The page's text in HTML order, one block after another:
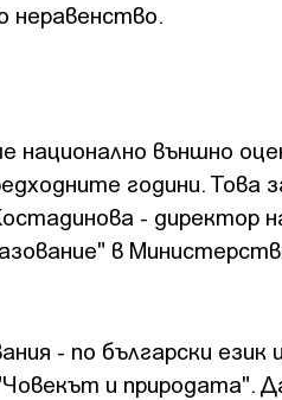
неравенство.
национално външно
години. Това
- директор
в
- по български език и
и природата".